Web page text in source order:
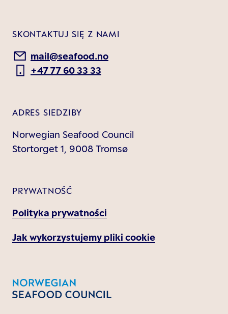
SKONTAKTUJ SIĘ Z NAMI
mail@seafood.no
+47 77 60 33 33
ADRES SIEDZIBY
Norwegian Seafood Council
Stortorget 1, 9008 Tromsø
PRYWATNOŚĆ
Polityka prywatności
Jak wykorzystujemy pliki cookie